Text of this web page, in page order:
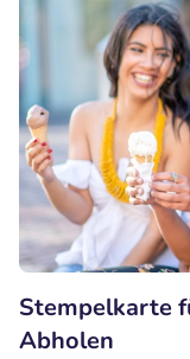
Stempelkarte
Abholen